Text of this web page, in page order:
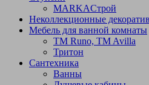
МARKAСтрой
Неколлекционные
Мебель для ванной комнаты
TM Runo, TM Avilla
Тритон
Сантехника
Ванны